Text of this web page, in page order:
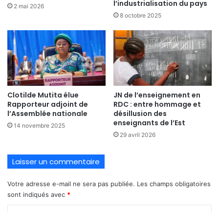
2 mai 2026
l’industrialisation du pays
8 octobre 2025
Clotilde Mutita élue
Rapporteur adjoint de
l’Assemblée nationale
14 novembre 2025
JN de l’enseignement en
RDC : entre hommage et
désillusion des
enseignants de l’Est
29 avril 2026
Laisser un commentaire
Votre adresse e-mail ne sera pas publiée. Les champs obligatoires
sont indiqués avec *